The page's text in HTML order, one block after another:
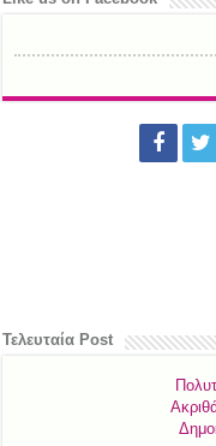
Τελευταία Post